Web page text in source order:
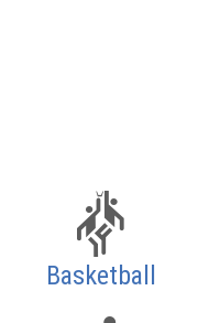
Basketball